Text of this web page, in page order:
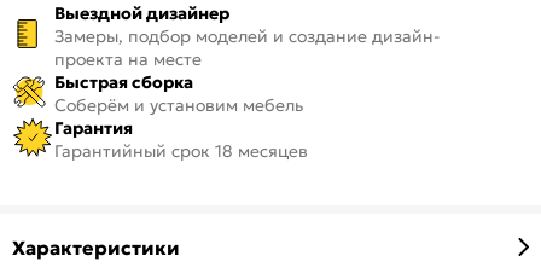
Выездной дизайнер
Замеры, подбор моделей и создание дизайн-
проекта на месте
Быстрая сборка
Соберём и установим мебель
Гарантия
Гарантийный срок 18 месяцев
Характеристики